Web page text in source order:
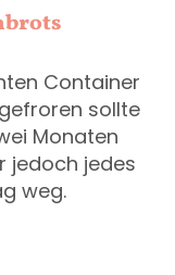
Container
sollte
Monaten
jedoch jedes
weg.